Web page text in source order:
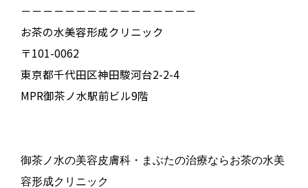
－－－－－－－－－－－－－－－－
お茶の水美容形成クリニック
〒101-0062
東京都千代田区神田駿河台2-2-4
MPR御茶ノ水駅前ビル9階
御茶ノ水の美容皮膚科・まぶたの治療ならお茶の水美
容形成クリニック